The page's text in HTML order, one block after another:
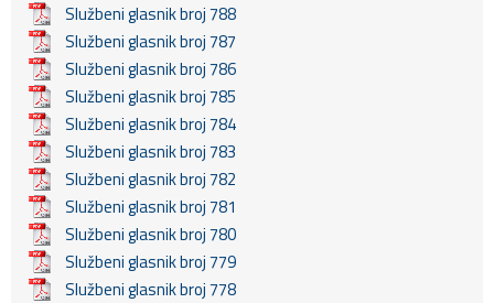
Službeni glasnik broj 788
Službeni glasnik broj 787
Službeni glasnik broj 786
Službeni glasnik broj 785
Službeni glasnik broj 784
Službeni glasnik broj 783
Službeni glasnik broj 782
Službeni glasnik broj 781
Službeni glasnik broj 780
Službeni glasnik broj 779
Službeni glasnik broj 778